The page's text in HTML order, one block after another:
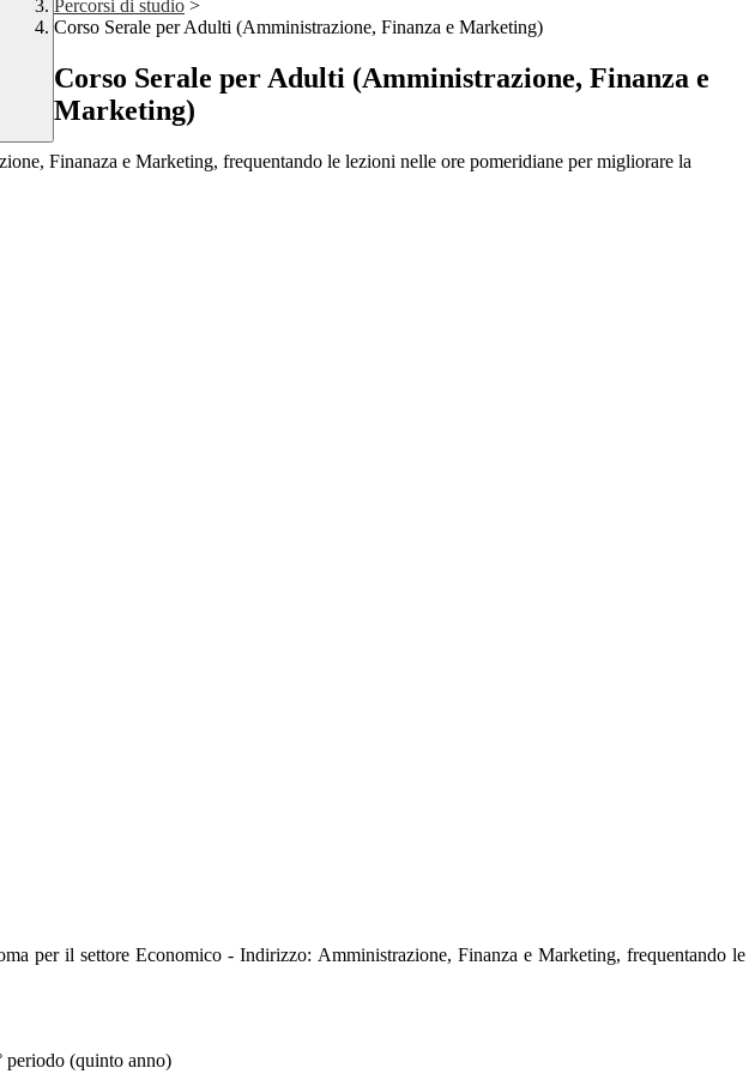
Percorsi di studio >
Corso Serale per Adulti (Amministrazione, Finanza e Marketing)
Corso Serale per Adulti (Amministrazione, Finanza e
Marketing)
Finanaza e Marketing, frequentando le lezioni nelle ore pomeridiane per migliorare la
per il settore Economico - Indirizzo: Amministrazione, Finanza e Marketing, frequentando le
periodo (quinto anno)